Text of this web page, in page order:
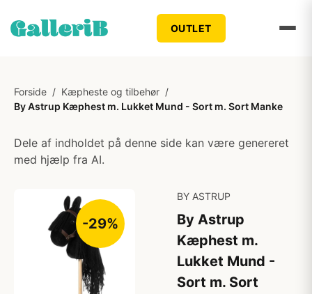
OUTLET
Forside / Kæpheste og tilbehør /
By Astrup Kæphest m. Lukket Mund - Sort m. Sort Manke
Dele af indholdet på denne side kan være genereret
med hjælp fra AI.
-29%
BY ASTRUP
By Astrup
Kæphest m.
Lukket Mund -
Sort m. Sort